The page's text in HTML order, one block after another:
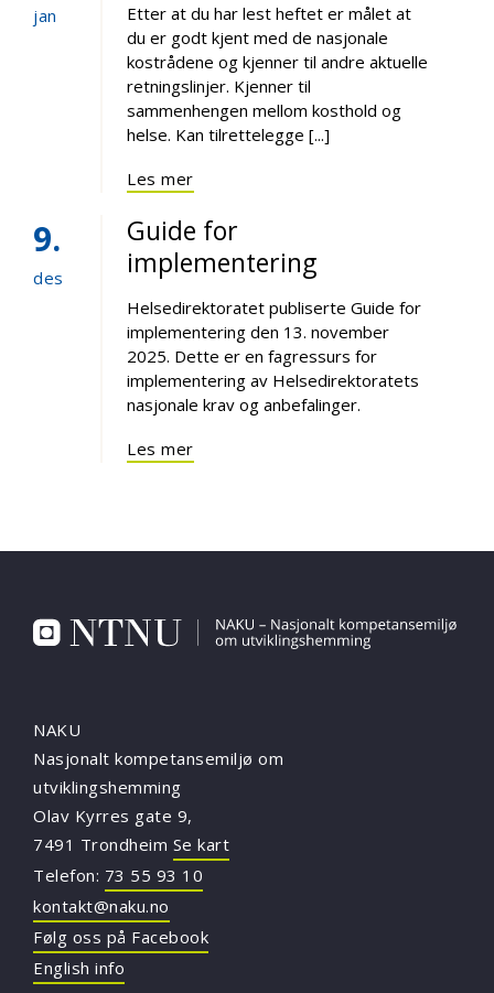
jan
Etter at du har lest heftet er målet at
du er godt kjent med de nasjonale
kostrådene og kjenner til andre aktuelle
retningslinjer. Kjenner til
sammenhengen mellom kosthold og
helse. Kan tilrettelegge [...]
Les mer
9
des
Guide for
implementering
Helsedirektoratet publiserte Guide for
implementering den 13. november
2025. Dette er en fagressurs for
implementering av Helsedirektoratets
nasjonale krav og anbefalinger.
Les mer
NAKU
Nasjonalt kompetansemiljø om
utviklingshemming
Olav Kyrres gate 9,
7491 Trondheim Se kart
Telefon: 73 55 93 10
kontakt@naku.no
Følg oss på Facebook
English info